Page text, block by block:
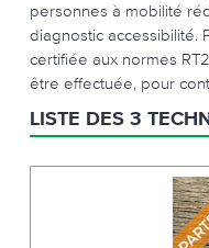
personnes à mobilité
diagnostic accessibilité.
certifiée aux normes
être effectuée, pour
LISTE DES 3